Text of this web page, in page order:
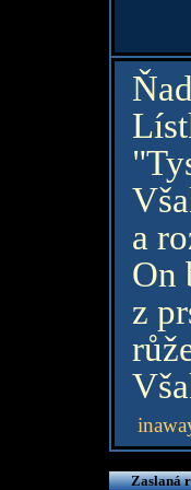
a
On
z
Zaslaná